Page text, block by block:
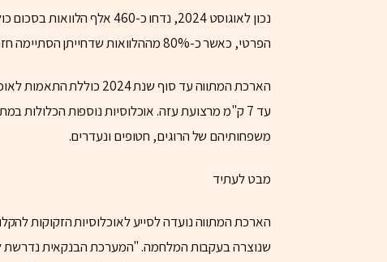
הפרטי, כאשר כ-80% מההלוואות שדחייתן הסתיימה חזרו למסלול תשלום סדיר.
הארכת המתווה עד סוף שנת
עד 7 ק"מ מרצועת עזה. אוכלוסיות נוספות הכלולות
משפחותיהם של הרוגים, חטופים ונעדרים.
מבט לעתיד
הארכת המתווה נועדה לסייע לאוכלוסיות הזקוקות
שנוצרה בעקבות המלחמה. "המערכת הבנקאית נדרשת